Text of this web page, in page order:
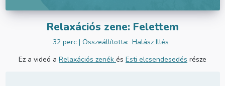
Relaxációs zene: Felettem
32 perc | Összeállította: Halász Illés
Ez a videó a Relaxációs zenék és Esti elcsendesedés része